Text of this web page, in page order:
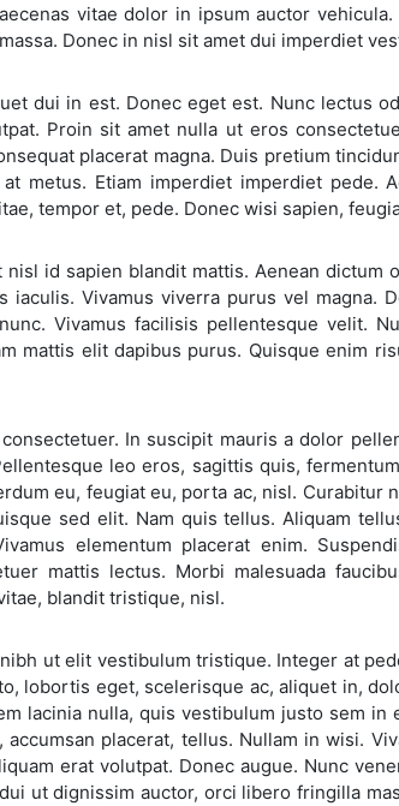
vitae dolor in ipsum auctor
Donec in nisl sit amet dui imperdiet
dui in est. Donec eget est. Nunc lectus
Proin sit amet nulla ut eros
placerat magna. Duis pretium
at metus. Etiam imperdiet imperdiet pede.
tempor et, pede. Donec wisi sapien,
nisl id sapien blandit mattis. Aenean
iaculis. Vivamus viverra purus vel magna.
Vivamus facilisis pellentesque velit.
mattis elit dapibus purus. Quisque enim
In suscipit mauris a dolor
leo eros, sagittis quis,
eu, feugiat eu, porta ac, nisl. Curabitur
sed elit. Nam quis tellus. Aliquam
elementum placerat enim.
mattis lectus. Morbi malesuada
blandit tristique, nisl.
ut elit vestibulum tristique. Integer at
lobortis eget, scelerisque ac, aliquet in,
lacinia nulla, quis vestibulum justo sem
accumsan placerat, tellus. Nullam in wisi.
erat volutpat. Donec augue. Nunc
ut dignissim auctor, orci libero fringilla